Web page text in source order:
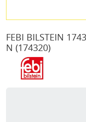
FEBI BILSTEIN
N (174320)